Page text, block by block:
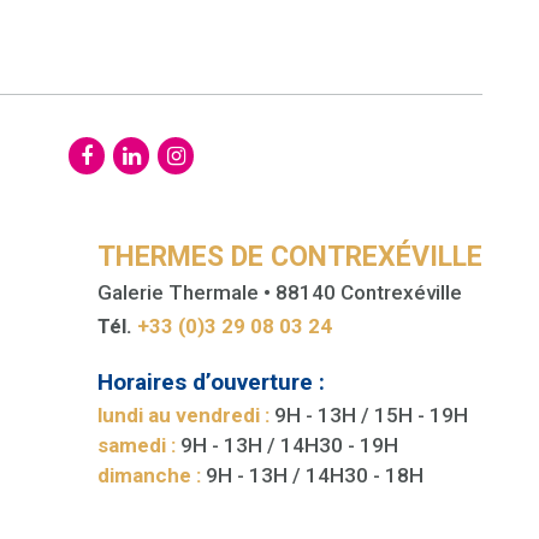
THERMES DE CONTREXÉVILLE
Galerie Thermale • 88140 Contrexéville
Tél. +33 (0)3 29 08 03 24
Horaires d’ouverture :
lundi au vendredi : 9H - 13H / 15H - 19H
samedi : 9H - 13H / 14H30 - 19H
dimanche : 9H - 13H / 14H30 - 18H